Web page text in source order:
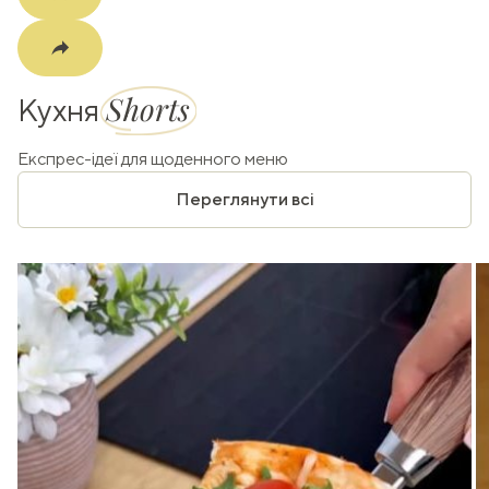
КухняShorts
Експрес-ідеї для щоденного меню
Переглянути всі